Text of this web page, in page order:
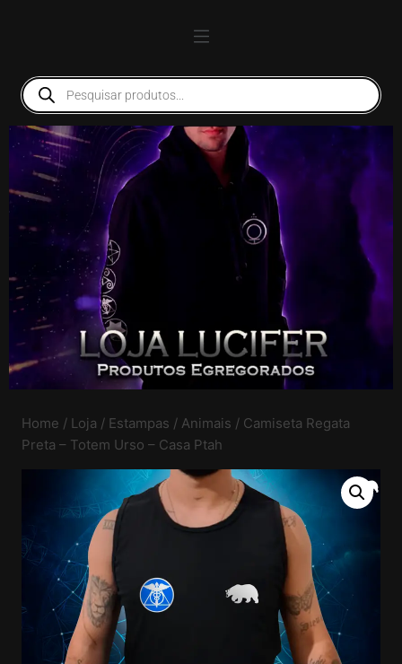
Home / Loja / Estampas / Animais / Camiseta Regata
Preta – Totem Urso – Casa Ptah